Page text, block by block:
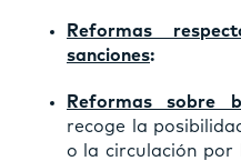
Reformas
sanciones:
Reformas sobre
recoge la
o la circulación por